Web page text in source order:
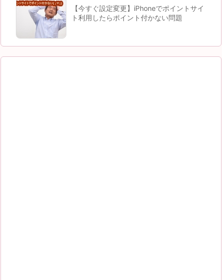
【今すぐ設定変更】iPhoneでポイントサイ
ト利用したらポイント付かない問題